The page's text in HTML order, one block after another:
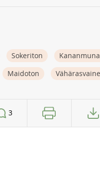
Sokeriton
Maidoton
3